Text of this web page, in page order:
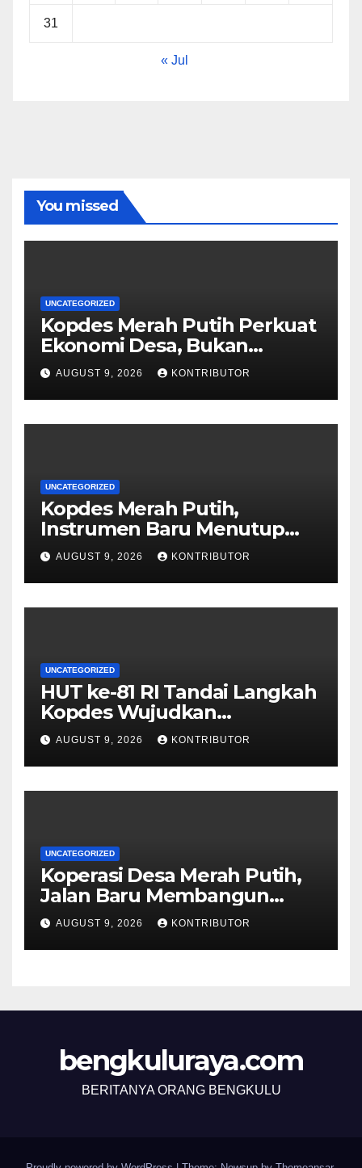
31
« Jul
You missed
UNCATEGORIZED
Kopdes Merah Putih Perkuat
Ekonomi Desa, Bukan
Memonopoli Pasar
AUGUST 9, 2026 KONTRIBUTOR
UNCATEGORIZED
Kopdes Merah Putih,
Instrumen Baru Menutup
Celah Nepotisme Penyaluran
Bansos
AUGUST 9, 2026 KONTRIBUTOR
UNCATEGORIZED
HUT ke-81 RI Tandai Langkah
Kopdes Wujudkan
Kedaulatan Pangan dari Akar
Rumput
AUGUST 9, 2026 KONTRIBUTOR
UNCATEGORIZED
Koperasi Desa Merah Putih,
Jalan Baru Membangun
Kemandirian Ekonomi Papua
AUGUST 9, 2026 KONTRIBUTOR
bengkuluraya.com
BERITANYA ORANG BENGKULU